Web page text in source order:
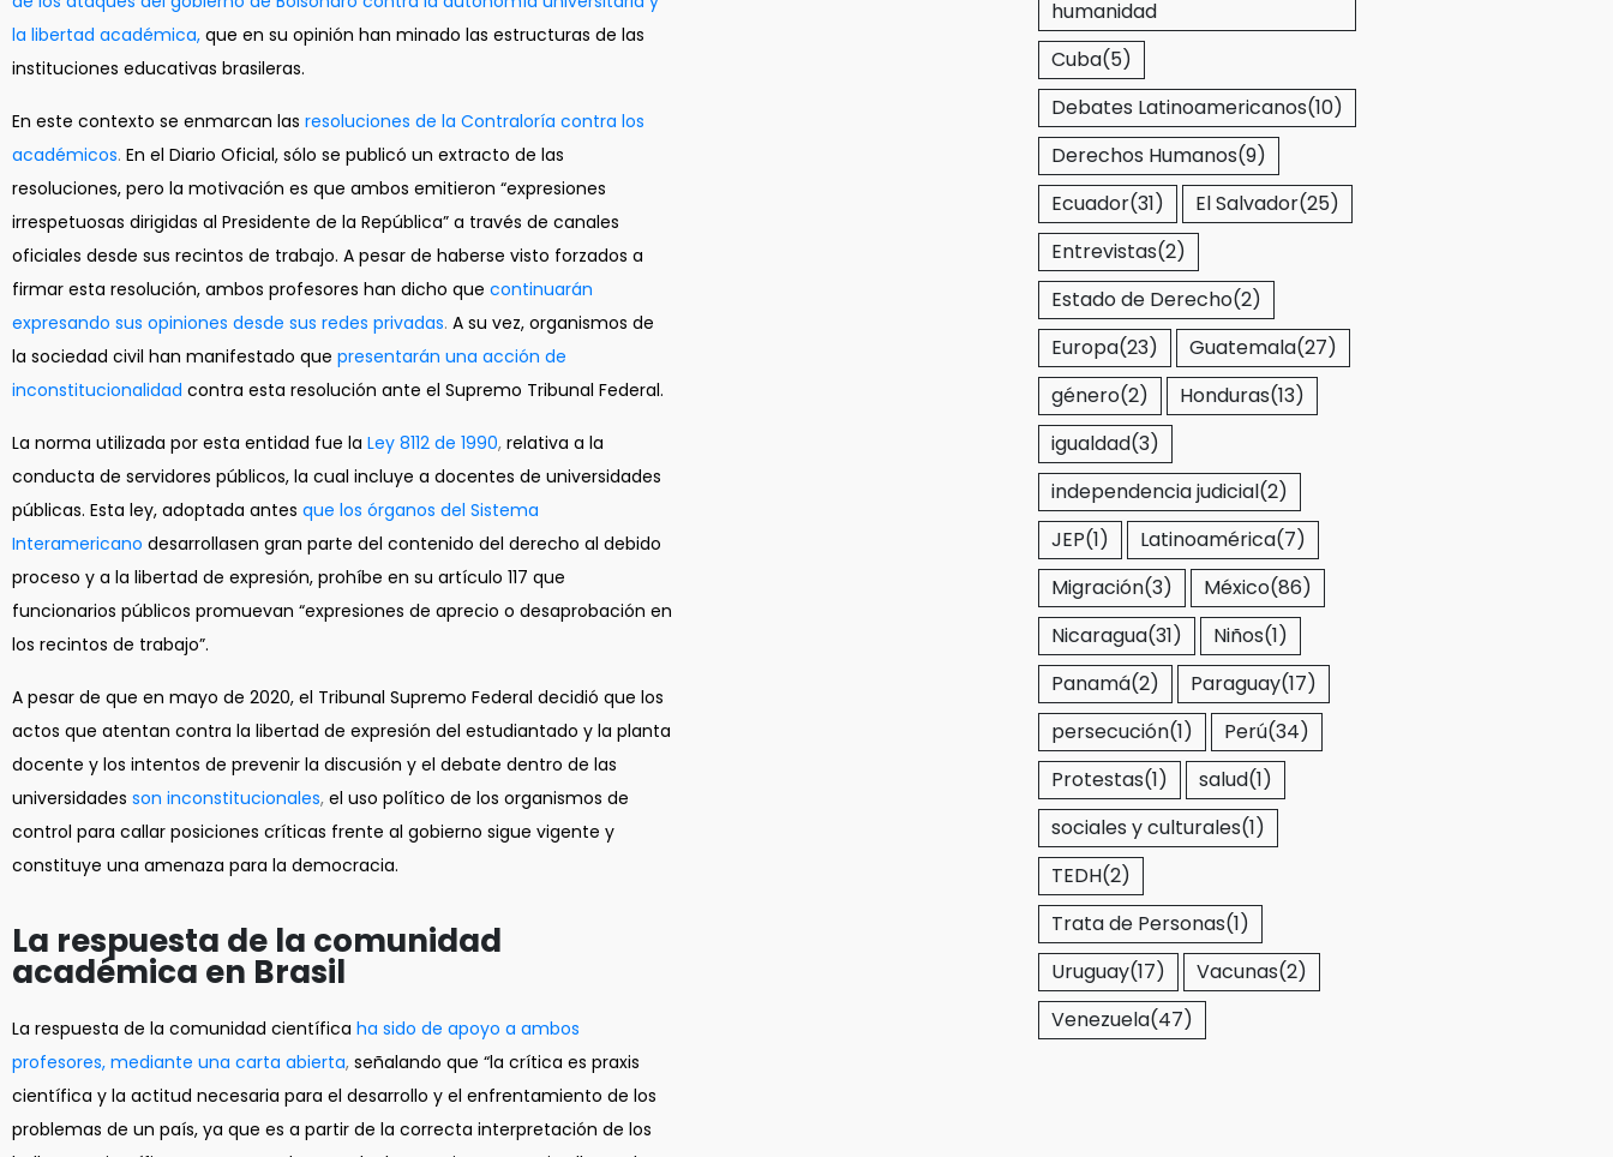
la libertad académica, que en su opinión han minado las estructuras de las
instituciones educativas brasileras.
En este contexto se enmarcan las resoluciones de la Contraloría contra los
académicos. En el Diario Oficial, sólo se publicó un extracto de las
resoluciones, pero la motivación es que ambos emitieron “expresiones
irrespetuosas dirigidas al Presidente de la República” a través de canales
oficiales desde sus recintos de trabajo. A pesar de haberse visto forzados a
firmar esta resolución, ambos profesores han dicho que continuarán
expresando sus opiniones desde sus redes privadas. A su vez, organismos de
la sociedad civil han manifestado que presentarán una acción de
inconstitucionalidad contra esta resolución ante el Supremo Tribunal Federal.
La norma utilizada por esta entidad fue la Ley 8112 de 1990, relativa a la
conducta de servidores públicos, la cual incluye a docentes de universidades
públicas. Esta ley, adoptada antes que los órganos del Sistema
Interamericano desarrollasen gran parte del contenido del derecho al debido
proceso y a la libertad de expresión, prohíbe en su artículo 117 que
funcionarios públicos promuevan “expresiones de aprecio o desaprobación en
los recintos de trabajo”.
A pesar de que en mayo de 2020, el Tribunal Supremo Federal decidió que los
actos que atentan contra la libertad de expresión del estudiantado y la planta
docente y los intentos de prevenir la discusión y el debate dentro de las
universidades son inconstitucionales, el uso político de los organismos de
control para callar posiciones críticas frente al gobierno sigue vigente y
constituye una amenaza para la democracia.
La respuesta de la comunidad
académica en Brasil
La respuesta de la comunidad científica ha sido de apoyo a ambos
profesores, mediante una carta abierta, señalando que “la crítica es praxis
científica y la actitud necesaria para el desarrollo y el enfrentamiento de los
problemas de un país, ya que es a partir de la correcta interpretación de los
humanidad
Cuba(5)
Debates Latinoamericanos(10)
Derechos Humanos(9)
Ecuador(31) El Salvador(25)
Entrevistas(2)
Estado de Derecho(2)
Europa(23) Guatemala(27)
género(2) Honduras(13)
igualdad(3)
independencia judicial(2)
JEP(1) Latinoamérica(7)
Migración(3) México(86)
Nicaragua(31) Niños(1)
Panamá(2) Paraguay(17)
persecución(1) Perú(34)
Protestas(1) salud(1)
sociales y culturales(1)
TEDH(2)
Trata de Personas(1)
Uruguay(17) Vacunas(2)
Venezuela(47)